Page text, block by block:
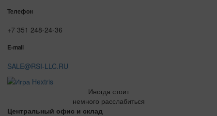
Телефон
+7 351 248-24-36
E-mail
SALE@RSI-LLC.RU
Иногда стоит
немного расслабиться
Центральный офис и склад